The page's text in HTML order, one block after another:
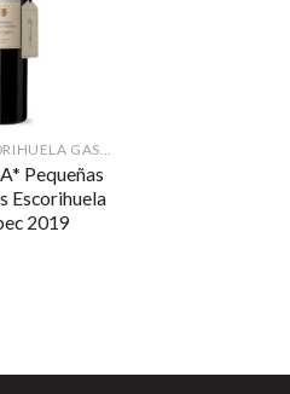
BODEGA ESCORIHUELA GASCÓN
Pequeñas
Escorihuela
2019